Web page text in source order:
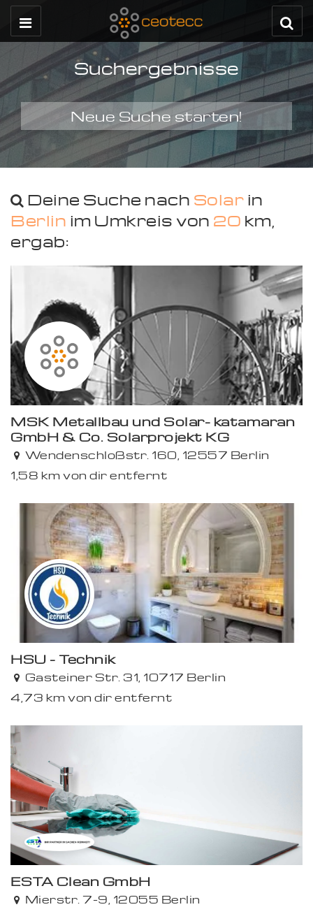
Suchergebnisse
Neue Suche starten!
Deine Suche nach Solar in
Berlin im Umkreis von 20 km,
ergab:
MSK Metallbau und Solar- katamaran
GmbH & Co. Solarprojekt KG
Wendenschloßstr. 160, 12557 Berlin
1,58 km von dir entfernt
HSU - Technik
Gasteiner Str. 31, 10717 Berlin
4,73 km von dir entfernt
ESTA Clean GmbH
Mierstr. 7-9, 12055 Berlin